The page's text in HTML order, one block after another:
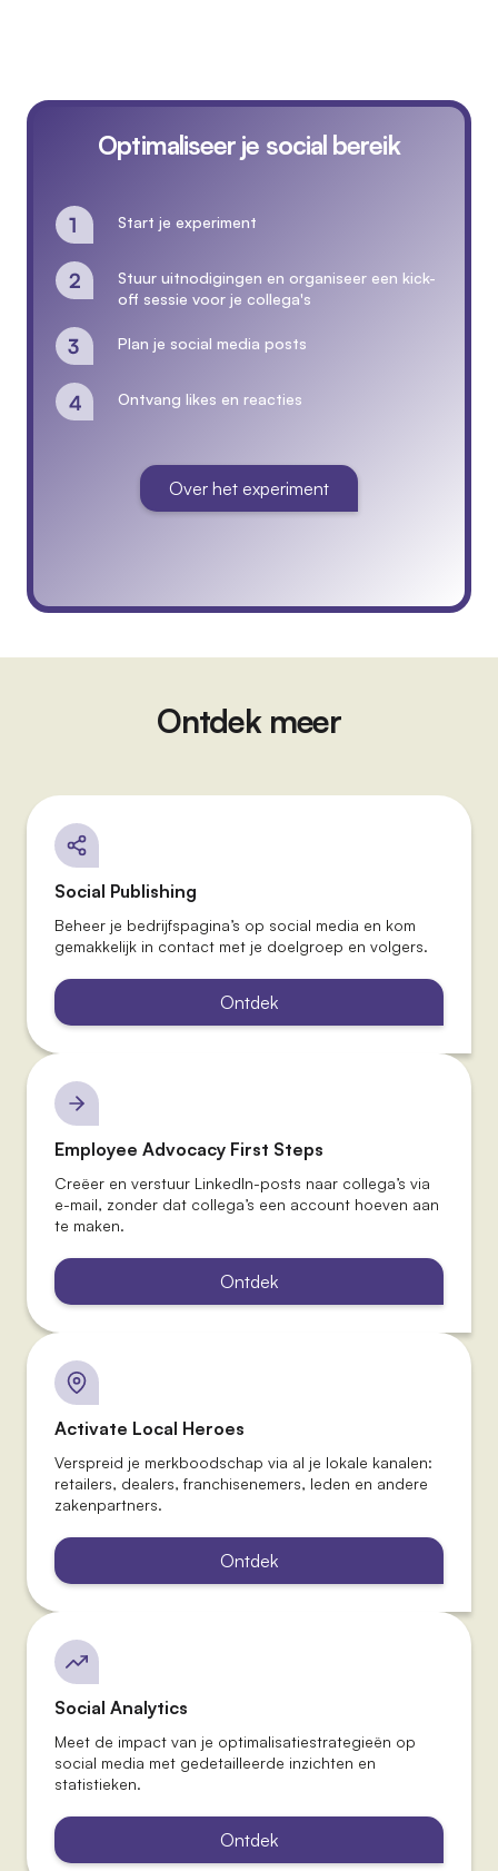
Optimaliseer je social bereik
Start je experiment
Stuur uitnodigingen en organiseer een kick-
off sessie voor je collega's
Plan je social media posts
Ontvang likes en reacties
Over het experiment
Ontdek meer
Social Publishing
Beheer je bedrijfspagina’s op social media en kom
gemakkelijk in contact met je doelgroep en volgers.
Ontdek
Employee Advocacy First Steps
Creëer en verstuur LinkedIn-posts naar collega’s via
e-mail, zonder dat collega’s een account hoeven aan
te maken.
Ontdek
Activate Local Heroes
Verspreid je merkboodschap via al je lokale kanalen:
retailers, dealers, franchisenemers, leden en andere
zakenpartners.
Ontdek
Social Analytics
Meet de impact van je optimalisatiestrategieën op
social media met gedetailleerde inzichten en
statistieken.
Ontdek